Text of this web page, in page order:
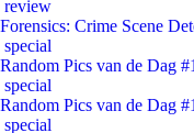
review
Forensics: Crime Scene
special
Random Pics van de Dag
special
Random Pics van de Dag
special